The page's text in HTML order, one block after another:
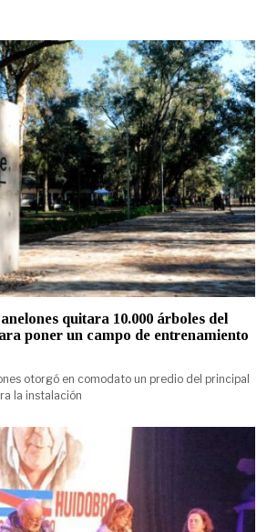
quitara 10.000 árboles del
poner un campo de entrenamiento
otorgó en comodato un predio del principal
la instalación